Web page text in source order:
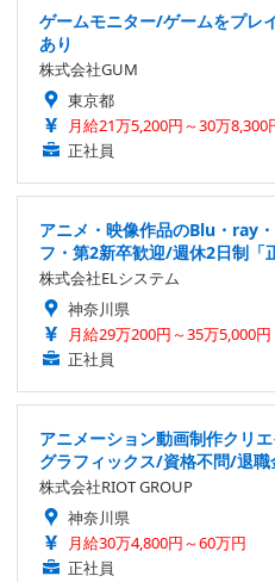
ゲームモニター/ゲームをプレ
あり
株式会社GUM
東京都
月給21万5,200円～30万8,300
正社員
アニメ・映像作品のBlu・ray
フ・第2新卒歓迎/週休2日制「
株式会社ELシステム
神奈川県
月給29万200円～35万5,000円
正社員
アニメーション動画制作クリ
グラフィックス/資格不問/退職
株式会社RIOT GROUP
神奈川県
月給30万4,800円～60万円
正社員